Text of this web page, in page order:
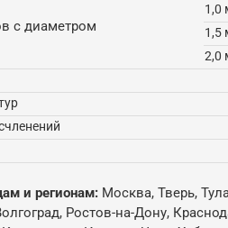
с диаметром
1,0
1,5
2,0
и регионам: Москва, Тверь,
Ростов-на-Дону,